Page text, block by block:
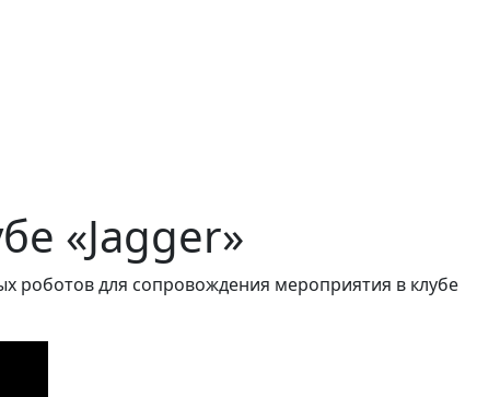
«Jagger»
роботов для сопровождения мероприятия в клубе